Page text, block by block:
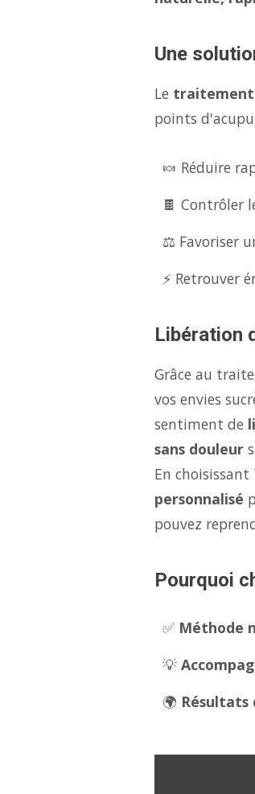
Une
Le traitement
points
🍬 Réduire
🍫 Contrôler
⚖️ Favoriser
⚡ Retrouver
Libération
Grâce au
vos envies
sentiment de
sans douleur
En choisissant
personnalisé
pouvez
Pourquoi
✅ Méthode
💡
🌍 Résultats